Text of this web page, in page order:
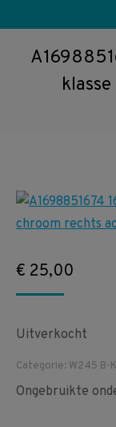
€ 25,00
Uitverkocht
Categorie: W245 B-
Ongebruikte